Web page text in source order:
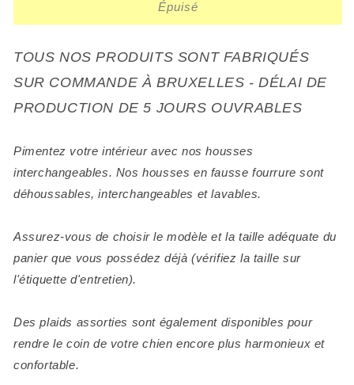
Épuisé
TOUS NOS PRODUITS SONT FABRIQUÉS
SUR COMMANDE À BRUXELLES - DÉLAI DE
PRODUCTION DE 5 JOURS OUVRABLES
Pimentez votre intérieur avec nos housses
interchangeables. Nos housses en fausse fourrure sont
déhoussables, interchangeables et lavables.
Assurez-vous de choisir le modèle et la taille adéquate du
panier que vous possédez déjà (vérifiez la taille sur
l'étiquette d'entretien).
Des plaids assorties sont également disponibles pour
rendre le coin de votre chien encore plus harmonieux et
confortable.